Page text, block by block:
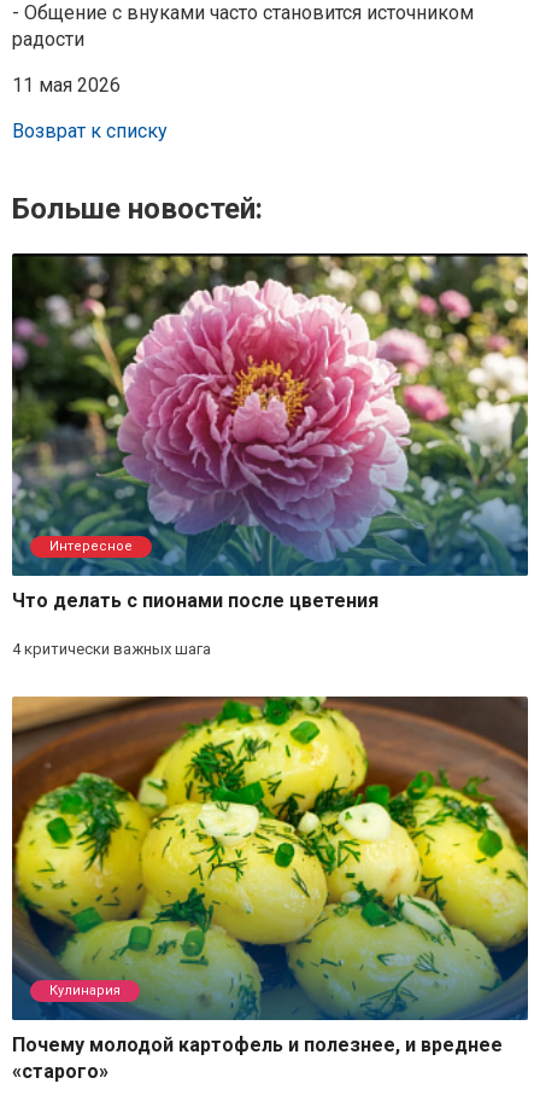
- Общение с внуками часто становится источником
радости
11 мая 2026
Возврат к списку
Больше новостей:
Интересное
Что делать с пионами после цветения
4 критически важных шага
Кулинария
Почему молодой картофель и полезнее, и вреднее
«старого»